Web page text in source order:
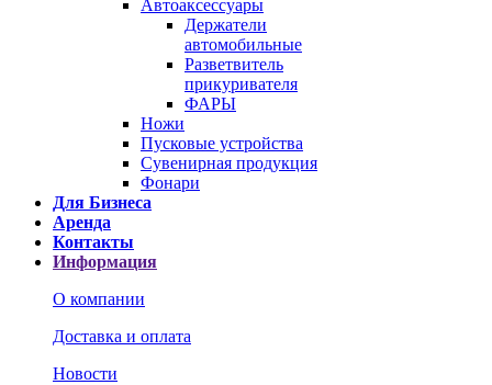
Автоаксессуары
Держатели
автомобильные
Разветвитель
прикуривателя
ФАРЫ
Ножи
Пусковые устройства
Сувенирная продукция
Фонари
Для Бизнеса
Аренда
Контакты
Информация
О компании
Доставка и оплата
Новости